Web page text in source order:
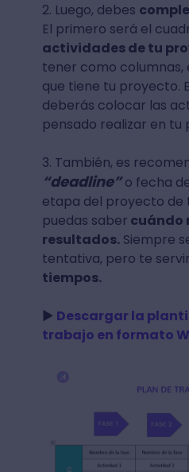
2. Luego, debes
El primero será el
actividades de tu
tener como columnas,
que tiene tu proyecto.
deberás colocar las
pensado realizar en tu
3. También, es
“deadline”o fecha
etapa del proyecto de
puedas saber cuándo
resultados.Siempre
tentativa, pero te
tiempos.
► Descargar la
trabajo en formato